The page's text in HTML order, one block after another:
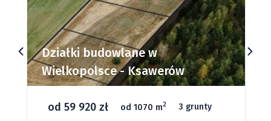
Działki budowlane w
Wielkopolsce - Ksawerów
od 59 920 zł od 1070 m2 3 grunty